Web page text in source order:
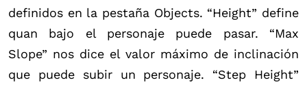
definidos en la pestaña Objects. “Height” define
quan bajo el personaje puede pasar. “Max
Slope” nos dice el valor máximo de inclinación
que puede subir un personaje. “Step Height”